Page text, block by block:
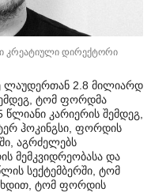
კრეატიული დირექტორი
ლაუდერთან 2.8 მილიარდ
ტომ ფორდმა
კარიერის შემდეგ,
ჰოკინგსი, ფორდის
აგრძელებს
მემკვიდრეობასა და
სექტემბერში, ტომ
ტომ ფორდის